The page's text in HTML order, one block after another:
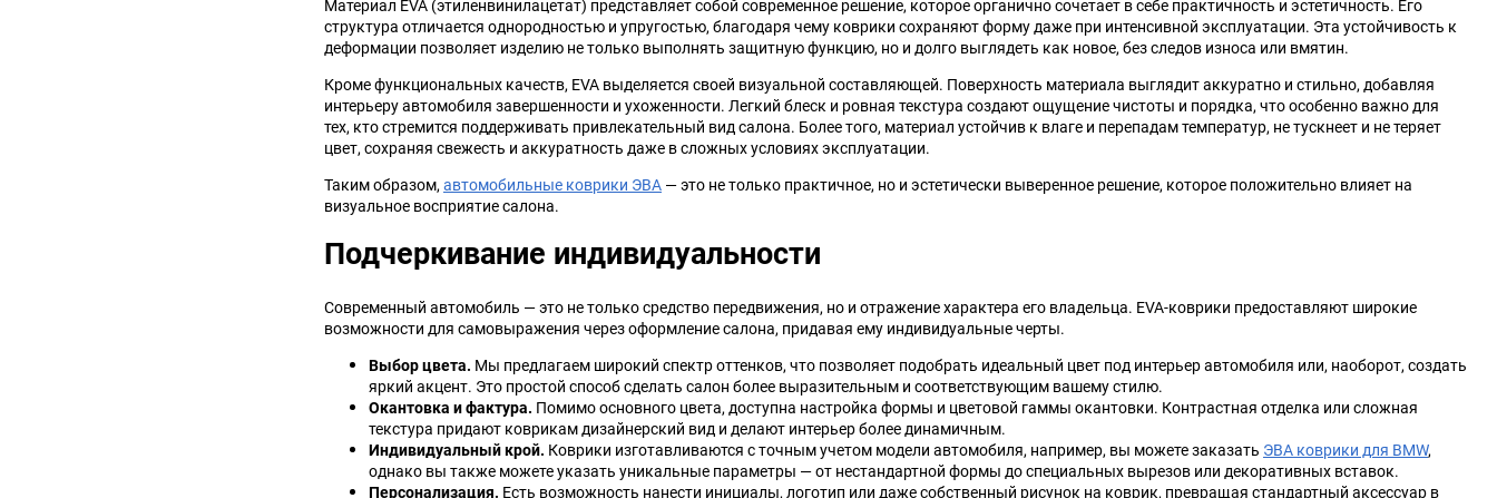
Lancia Land Rover Landwind Lexus Lifan
Maybach Mercedes-Benz Mazda McLaren Mercury
Mitsubishi Mitsuoka Morgan Nissan Oldsmobile
SEAT Saab Saturn Scion
Smart SsangYong Steyr
Talbot Tatra Tesla Tianma
Материал EVA (этиленвинилацетат) представляет собой современное решение, которое органично сочетает в себе практичность и эстетичность. Его
структура отличается однородностью и упругостью, благодаря чему коврики сохраняют форму даже при интенсивной эксплуатации. Эта устойчивость к
деформации позволяет изделию не только выполнять защитную функцию, но и долго выглядеть как новое, без следов износа или вмятин.
Кроме функциональных качеств, EVA выделяется своей визуальной составляющей. Поверхность материала выглядит аккуратно и стильно, добавляя
интерьеру автомобиля завершенности и ухоженности. Легкий блеск и ровная текстура создают ощущение чистоты и порядка, что особенно важно для
тех, кто стремится поддерживать привлекательный вид салона. Более того, материал устойчив к влаге и перепадам температур, не тускнеет и не теряет
цвет, сохраняя свежесть и аккуратность даже в сложных условиях эксплуатации.
Таким образом,автомобильные коврики ЭВА — это не только практичное, но и эстетически выверенное решение, которое положительно влияет на
визуальное восприятие салона.
Подчеркивание индивидуальности
Современный автомобиль — это не только средство передвижения, но и отражение характера его владельца. EVA-коврики предоставляют широкие
возможности для самовыражения через оформление салона, придавая ему индивидуальные черты.
Выбор цвета. Мы предлагаем широкий спектр оттенков, что позволяет подобрать идеальный цвет под интерьер автомобиля или, наоборот, создать
яркий акцент. Это простой способ сделать салон более выразительным и соответствующим вашему стилю.
Окантовка и фактура. Помимо основного цвета, доступна настройка формы и цветовой гаммы окантовки. Контрастная отделка или сложная
текстура придают коврикам дизайнерский вид и делают интерьер более динамичным.
Индивидуальный крой. Коврики изготавливаются с точным учетом модели автомобиля, например, вы можете заказать ЭВА коврики для BMW,
однако вы также можете указать уникальные параметры — от нестандартной формы до специальных вырезов или декоративных вставок.
Персонализация. Есть возможность нанести инициалы, логотип или даже собственный рисунок на коврик, превращая стандартный аксессуар в